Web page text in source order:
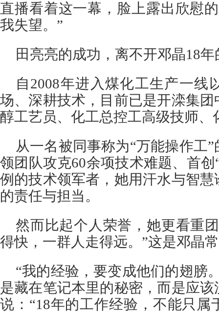
直播看着这一幕，脸上露出欣慰
我失望。”
田亮亮的成功，离不开邓晶18
自2008年进入煤化工生产一线
场、深耕技术，目前已是开滦集
醇工艺员、化工总控工高级技师、
从一名被同事称为“万能操作工
领团队攻克60余项技术难题、首
例的技术领军者，她用汗水与智
的责任与担当。
然而比起个人荣誉，她更看重
得快，一群人走得远。”这是邓晶
“我的经验，要变成他们的翅膀
是藏在笔记本里的秘密，而是应
说：“18年的工作经验，不能只属